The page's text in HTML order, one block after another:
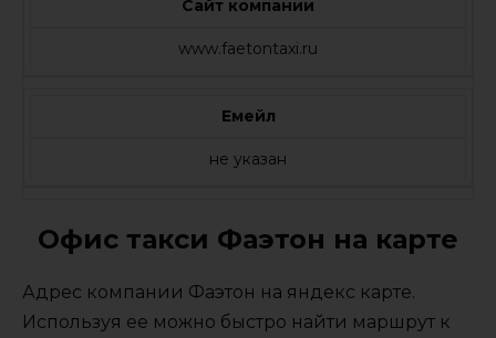
Сайт компании
www.faetontaxi.ru
Емейл
не указан
Офис такси Фаэтон на карте
Адрес компании Фаэтон на яндекс карте.
Используя ее можно быстро найти маршрут к